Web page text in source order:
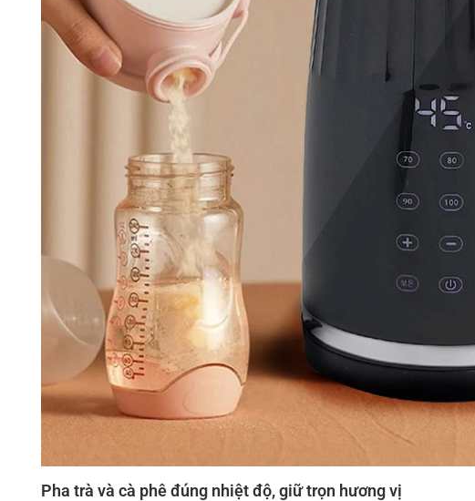
Pha trà và cà phê đúng nhiệt độ, giữ trọn hương vị